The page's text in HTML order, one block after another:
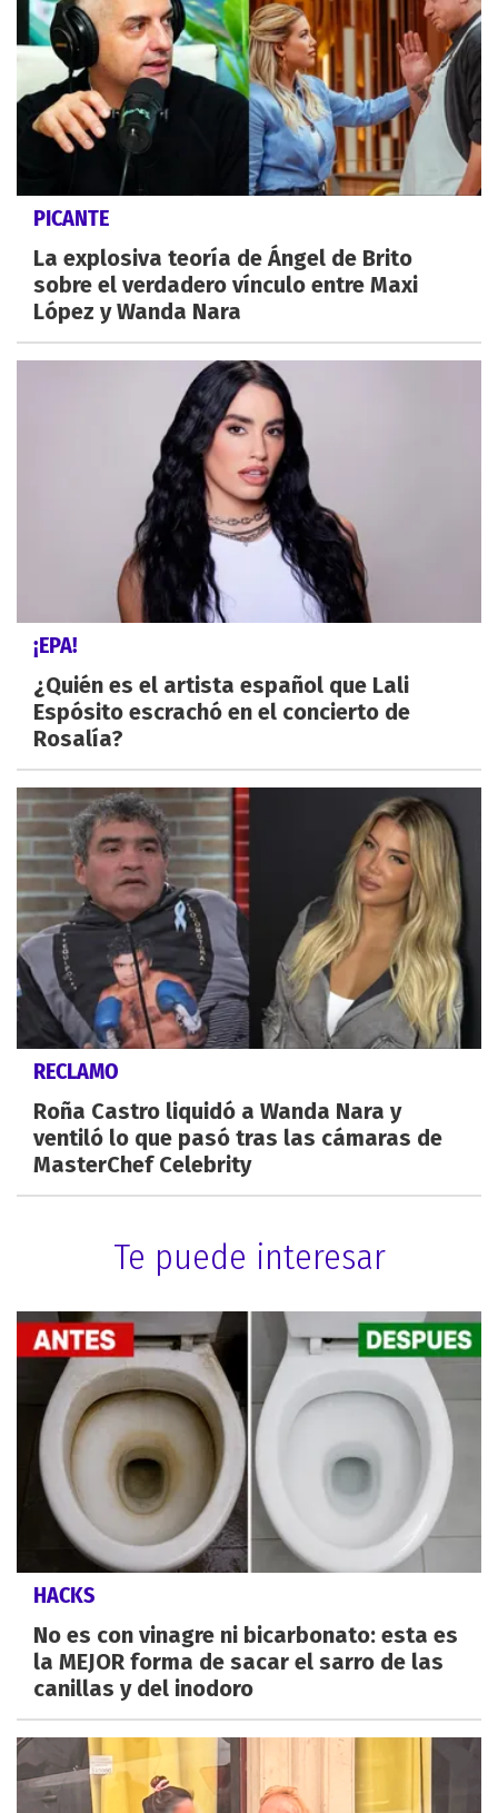
PICANTE
La explosiva teoría de Ángel de Brito
sobre el verdadero vínculo entre Maxi
López y Wanda Nara
¡EPA!
¿Quién es el artista español que Lali
Espósito escrachó en el concierto de
Rosalía?
RECLAMO
Roña Castro liquidó a Wanda Nara y
ventiló lo que pasó tras las cámaras de
MasterChef Celebrity
Te puede interesar
HACKS
No es con vinagre ni bicarbonato: esta es
la MEJOR forma de sacar el sarro de las
canillas y del inodoro